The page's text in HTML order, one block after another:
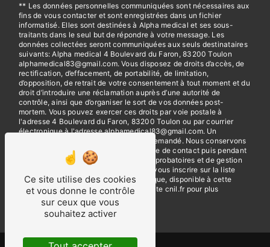
** Les données personnelles communiquées sont nécessaires aux
fins de vous contacter et sont enregistrées dans un fichier
informatisé. Elles sont destinées à Alpha medical et ses sous-
traitants dans le seul but de répondre à votre message. Les
données collectées seront communiquées aux seuls destinataires
suivants: Alpha medical 4 Boulevard du Faron, 83200 Toulon
alphamedical83@gmail.com. Vous disposez de droits d’accès, de
rectification, d’effacement, de portabilité, de limitation,
d’opposition, de retrait de votre consentement à tout moment et du
droit d’introduire une réclamation auprès d’une autorité de
contrôle, ainsi que d’organiser le sort de vos données post-
mortem. Vous pouvez exercer ces droits par voie postale à
l'adresse 4 Boulevard du Faron, 83200 Toulon ou par courrier
électronique à l'adresse alphamedical83@gmail.com. Un
justificatif d'identité pourra vous être demandé. Nous conservons
vos données pendant la période de prise de contact puis pendant
la durée de prescription légale aux fins probatoires et de gestion
des contentieux. Vous avez le droit de vous inscrire sur la liste
d'opposition au démarchage téléphonique, disponible à cette
adresse: Bloctel.gouv.fr. Consultez le site cnil.fr pour plus
d’informations sur vos droits.
Ce site utilise des cookies
et vous donne le contrôle
sur ceux que vous
souhaitez activer